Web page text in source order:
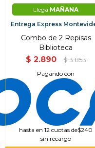
Llega MAÑANA
Entrega Express
Combo de 2 Repisas
Biblioteca
$ 2.890 $ 3.853
Pagando con
hasta en 12 cuotas de$240
sin recargo
¡Sumate a
Comprá en 3